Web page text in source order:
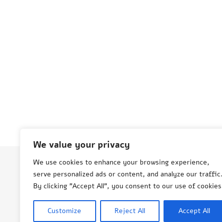
We value your privacy
We use cookies to enhance your browsing experience,
serve personalized ads or content, and analyze our traffic.
By clicking "Accept All", you consent to our use of
Customize Reject All Accept All
© Aneta Grenda Życie i podróże